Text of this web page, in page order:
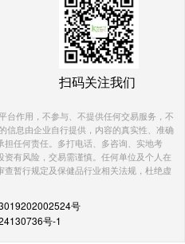
扫码关注我们
台作用，不参与、不提供任何交易服务，不
信息由企业自行提供，内容的真实性、准确
任何责任。多打电话、多咨询、实地考
有风险，交易需谨慎。任何单位及个人在
暂行规定及保健品行业相关法规，杜绝虚
号
号-1